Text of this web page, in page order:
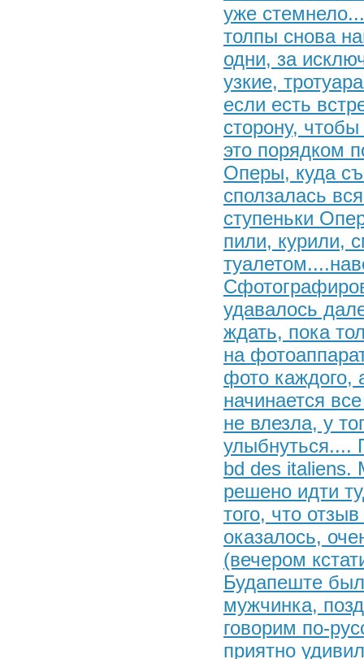
уже
толпы снова
одни, за
узкие,
если есть
сторону,
это порядком
Оперы, куда
сползалась
ступеньки
пили, курили,
удавалось
ждать, пока
на
фото каждого,
начинается
не влезла, у
bd des italiens.
решено идти
того, что
оказалось,
(вечером
Будапеште
мужчинка,
говорим по-
приятно